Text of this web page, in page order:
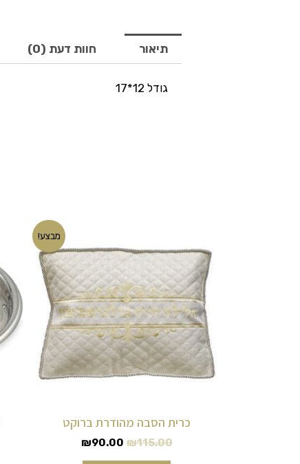
תיאור חוות דעת (0)
גודל 12*17
מבצע!
כרית הסבה מהודרת ברוקט
₪115.00
היה:
₪115.00.
₪90.00
המחיר
הנוכחי
הוא:
₪90.00.